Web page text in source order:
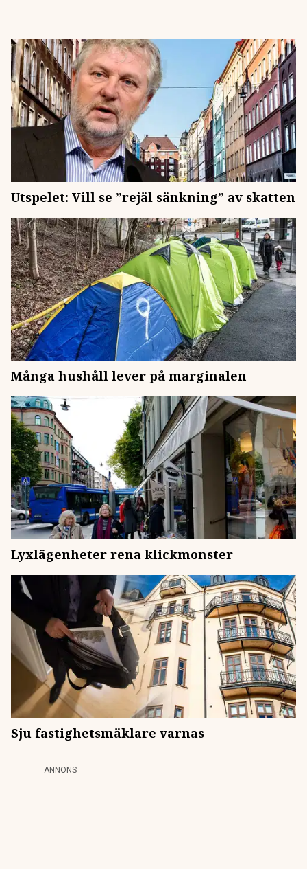
Utspelet: Vill se ”rejäl sänkning” av skatten
Många hushåll lever på marginalen
Lyxlägenheter rena klickmonster
Sju fastighetsmäklare varnas
ANNONS